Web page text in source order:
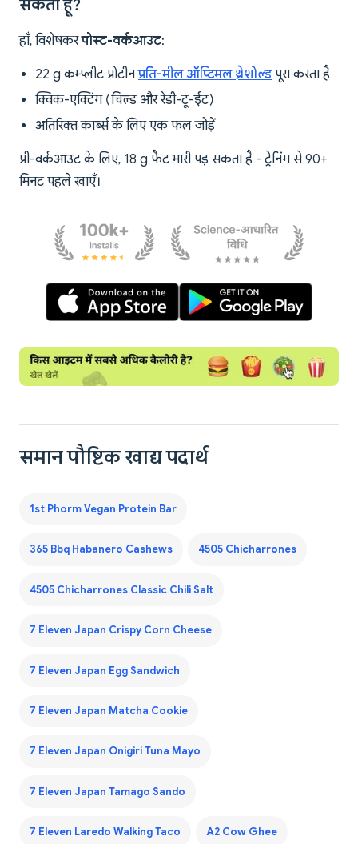
सकता हूँ?
हाँ, विशेषकरपोस्ट-वर्कआउट:
22 g कम्प्लीट प्रोटीनप्रति-मील ऑप्टिमल थ्रेशोल्ड पूरा करता है
क्विक-एक्टिंग (चिल्ड और रेडी-टू-ईट)
अतिरिक्त कार्ब्स के लिए एक फल जोड़ें
प्री-वर्कआउट के लिए, 18 g फैट भारी पड़ सकता है - ट्रेनिंग से 90+
मिनट पहले खाएँ।
समान पौष्टिक खाद्य पदार्थ
1st Phorm Vegan Protein Bar
365 Bbq Habanero Cashews 4505 Chicharrones
4505 Chicharrones Classic Chili Salt
7 Eleven Japan Crispy Corn Cheese
7 Eleven Japan Egg Sandwich
7 Eleven Japan Matcha Cookie
7 Eleven Japan Onigiri Tuna Mayo
7 Eleven Japan Tamago Sando
7 Eleven Laredo Walking Taco A2 Cow Ghee